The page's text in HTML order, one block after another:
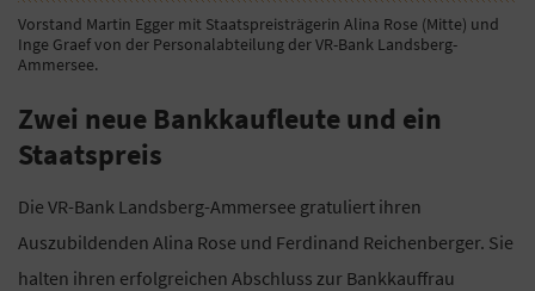
Vorstand Martin Egger mit Staatspreisträgerin Alina Rose (Mitte) und
Inge Graef von der Personalabteilung der VR-Bank Landsberg-
Ammersee.
Zwei neue Bankkaufleute und ein
Staatspreis
Die VR-Bank Landsberg-Ammersee gratuliert ihren
Auszubildenden Alina Rose und Ferdinand Reichenberger. Sie
halten ihren erfolgreichen Abschluss zur Bankkauffrau